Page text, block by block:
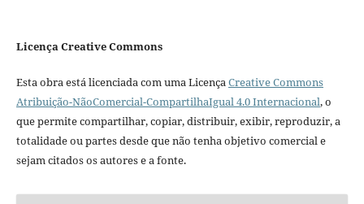
Licença Creative Commons
Esta obra está licenciada com uma LicençaCreative Commons
Atribuição-NãoComercial-CompartilhaIgual 4.0 Internacional, o
que permite compartilhar, copiar, distribuir, exibir, reproduzir, a
totalidade ou partes desde que não tenha objetivo comercial e
sejam citados os autores e a fonte.